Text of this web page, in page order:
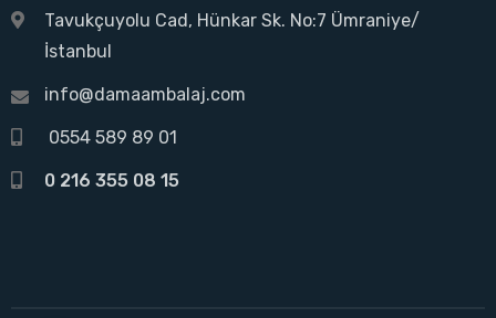
Tavukçuyolu Cad, Hünkar Sk. No:7 Ümraniye/
İstanbul
info@damaambalaj.com
0554 589 89 01
0 216 355 08 15